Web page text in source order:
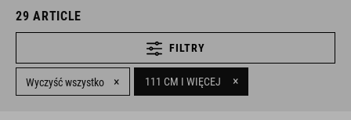
29 ARTICLE
FILTRY
Wyczyść wszystko 111 CM I WIĘCEJ